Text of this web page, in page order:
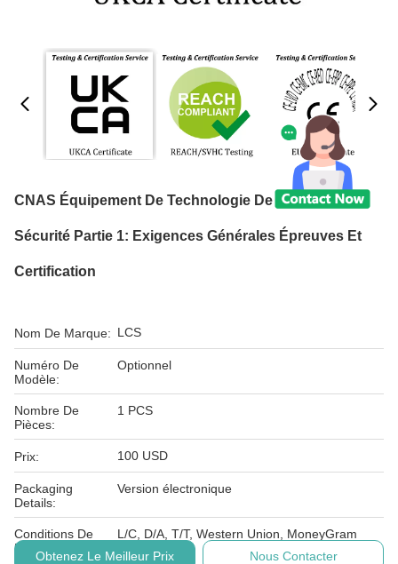
CNAS Équipement De Technologie De L'information
Sécurité Partie 1: Exigences Générales Épreuves Et
Certification
Nom De Marque: LCS
Numéro De
Modèle:
Optionnel
Nombre De
Pièces:
1 PCS
Prix: 100 USD
Packaging
Details:
Version électronique
Conditions De
Paiement:
L/C, D/A, T/T, Western Union, MoneyGram
Obtenez Le Meilleur Prix
Nous Contacter